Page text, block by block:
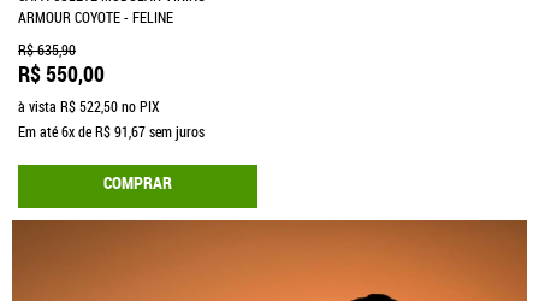
ARMOUR COYOTE - FELINE
R$ 635,90
R$ 550,00
à vista R$ 522,50no PIX
Em até6xdeR$ 91,67sem juros
COMPRAR